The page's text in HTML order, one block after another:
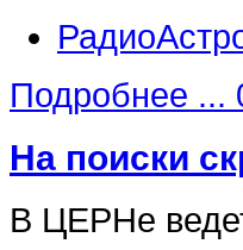
Подробнее ...
На поиски
В ЦЕРНе